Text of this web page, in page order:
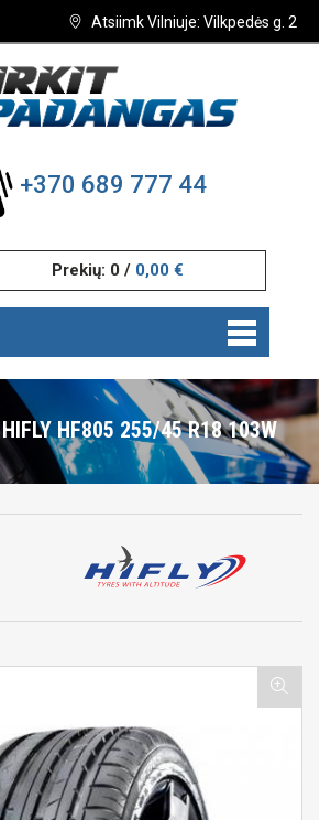
Atsiimk Vilniuje: Vilkpedės g. 2
+370 689 777 44
Prekių: 0 / 0,00 €
HIFLY HF805 255/45 R18 103W